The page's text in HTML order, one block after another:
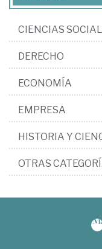
CIENCIAS
DERECHO
ECONOMÍA
EMPRESA
HISTORIA Y
OTRAS